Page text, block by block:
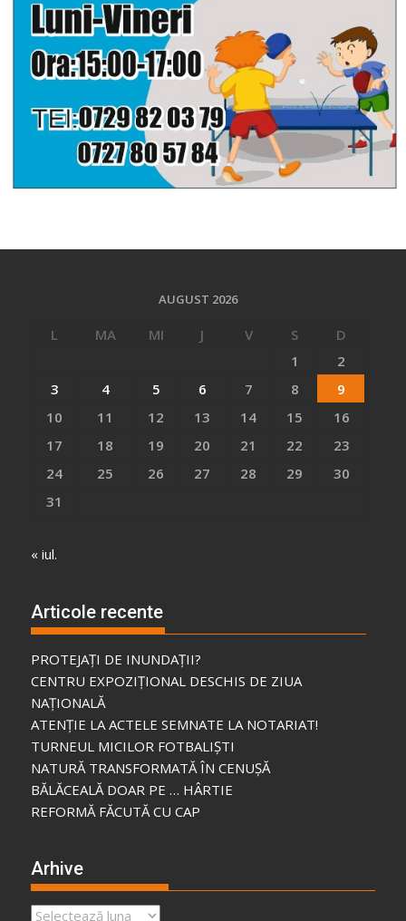
AUGUST 2026
L MA MI J V S
D
1
2
3
4 5 6 7 8
9
10
11 12 13 14 15
16
17
18 19 20 21 22
23
24
25 26 27 28 29
30
31
« iul.
Articole recente
PROTEJAȚI DE INUNDAȚII?
CENTRU EXPOZIȚIONAL DESCHIS DE ZIUA
NAȚIONALĂ
ATENȚIE LA ACTELE SEMNATE LA NOTARIAT!
TURNEUL MICILOR FOTBALIȘTI
NATURĂ TRANSFORMATĂ ÎN CENUȘĂ
BĂLĂCEALĂ DOAR PE … HÂRTIE
REFORMĂ FĂCUTĂ CU CAP
Arhive
Arhive